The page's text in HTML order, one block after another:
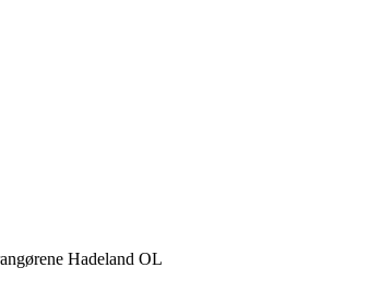
Hadeland OL